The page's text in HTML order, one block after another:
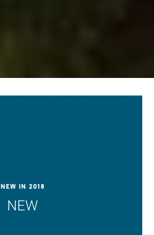
New in 2018
NEW